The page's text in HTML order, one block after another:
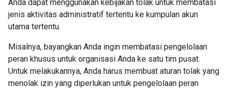
Anda dapat menggunakan kebijakan tolak untuk membatasi
jenis aktivitas administratif tertentu ke kumpulan akun
utama tertentu.
Misalnya, bayangkan Anda ingin membatasi pengelolaan
peran khusus untuk organisasi Anda ke satu tim pusat.
Untuk melakukannya, Anda harus membuat aturan tolak yang
menolak izin yang diperlukan untuk pengelolaan peran